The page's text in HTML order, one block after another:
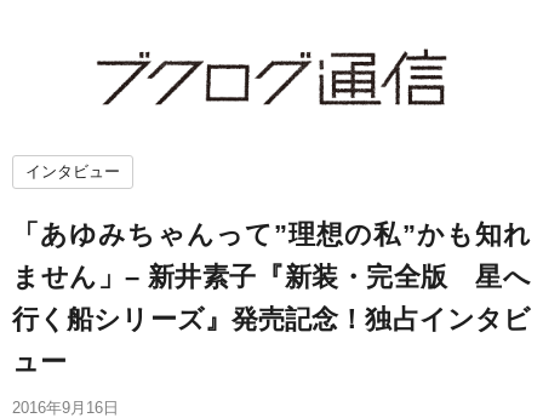
インタビュー
「あゆみちゃんって”理想の私”かも知れ
ません」– 新井素子『新装・完全版 星へ
行く船シリーズ』発売記念！独占インタビ
ュー
2016年9月16日